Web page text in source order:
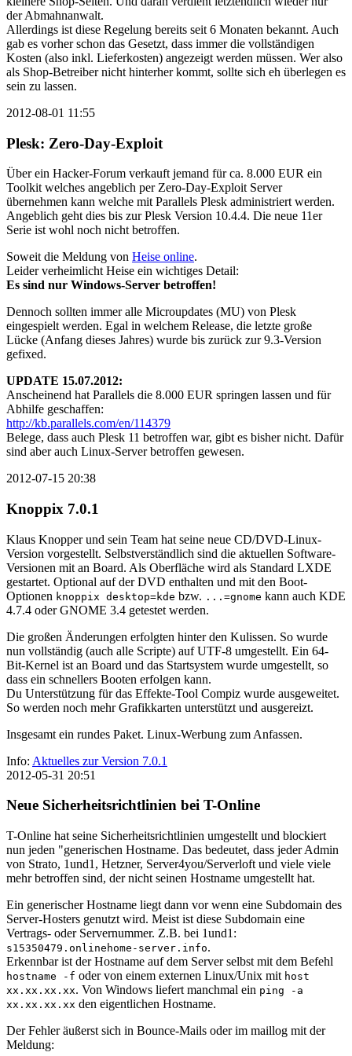
der Abmahnanwalt.
Allerdings ist diese Regelung bereits seit 6 Monaten bekannt. Auch
gab es vorher schon das Gesetzt, dass immer die vollständigen
Kosten (also inkl. Lieferkosten) angezeigt werden müssen. Wer also
als Shop-Betreiber nicht hinterher kommt, sollte sich eh überlegen es
sein zu lassen.
2012-08-01 11:55
Plesk: Zero-Day-Exploit
Über ein Hacker-Forum verkauft jemand für ca. 8.000 EUR ein
Toolkit welches angeblich per Zero-Day-Exploit Server
übernehmen kann welche mit Parallels Plesk administriert werden.
Angeblich geht dies bis zur Plesk Version 10.4.4. Die neue 11er
Serie ist wohl noch nicht betroffen.
Soweit die Meldung von Heise online.
Leider verheimlicht Heise ein wichtiges Detail:
Es sind nur Windows-Server betroffen!
Dennoch sollten immer alle Microupdates (MU) von Plesk
eingespielt werden. Egal in welchem Release, die letzte große
Lücke (Anfang dieses Jahres) wurde bis zurück zur 9.3-Version
gefixed.
UPDATE 15.07.2012:
Anscheinend hat Parallels die 8.000 EUR springen lassen und für
Abhilfe geschaffen:
http://kb.parallels.com/en/114379
Belege, dass auch Plesk 11 betroffen war, gibt es bisher nicht. Dafür
sind aber auch Linux-Server betroffen gewesen.
2012-07-15 20:38
Knoppix 7.0.1
Klaus Knopper und sein Team hat seine neue CD/DVD-Linux-
Version vorgestellt. Selbstverständlich sind die aktuellen Software-
Versionen mit an Board. Als Oberfläche wird als Standard LXDE
gestartet. Optional auf der DVD enthalten und mit den Boot-
Optionen knoppix desktop=kde bzw. ...=gnome kann auch KDE
4.7.4 oder GNOME 3.4 getestet werden.
Die großen Änderungen erfolgten hinter den Kulissen. So wurde
nun vollständig (auch alle Scripte) auf UTF-8 umgestellt. Ein 64-
Bit-Kernel ist an Board und das Startsystem wurde umgestellt, so
dass ein schnellers Booten erfolgen kann.
Du Unterstützung für das Effekte-Tool Compiz wurde ausgeweitet.
So werden noch mehr Grafikkarten unterstützt und ausgereizt.
Insgesamt ein rundes Paket. Linux-Werbung zum Anfassen.
Info: Aktuelles zur Version 7.0.1
2012-05-31 20:51
Neue Sicherheitsrichtlinien bei T-Online
T-Online hat seine Sicherheitsrichtlinien umgestellt und blockiert
nun jeden "generischen Hostname. Das bedeutet, dass jeder Admin
von Strato, 1und1, Hetzner, Server4you/Serverloft und viele viele
mehr betroffen sind, der nicht seinen Hostname umgestellt hat.
Ein generischer Hostname liegt dann vor wenn eine Subdomain des
Server-Hosters genutzt wird. Meist ist diese Subdomain eine
Vertrags- oder Servernummer. Z.B. bei 1und1:
s15350479.onlinehome-server.info.
Erkennbar ist der Hostname auf dem Server selbst mit dem Befehl
hostname -f oder von einem externen Linux/Unix mit host
xx.xx.xx.xx. Von Windows liefert manchmal ein ping -a
xx.xx.xx.xx den eigentlichen Hostname.
Der Fehler äußerst sich in Bounce-Mails oder im maillog mit der
Meldung: